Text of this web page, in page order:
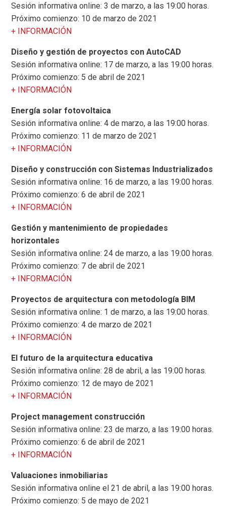
Sesión informativa online: 3 de marzo, a las 19:00 horas.
Próximo comienzo: 10 de marzo de 2021
+ INFORMACIÓN
Diseño y gestión de proyectos con AutoCAD
Sesión informativa online: 17 de marzo, a las 19:00 horas.
Próximo comienzo: 5 de abril de 2021
+ INFORMACIÓN
Energía solar fotovoltaica
Sesión informativa online: 4 de marzo, a las 19:00 horas.
Próximo comienzo: 11 de marzo de 2021
+ INFORMACIÓN
Diseño y construcción con Sistemas Industrializados
Sesión informativa online: 16 de marzo, a las 19:00 horas.
Próximo comienzo: 6 de abril de 2021
+ INFORMACIÓN
Gestión y mantenimiento de propiedades
horizontales
Sesión informativa online: 24 de marzo, a las 19:00 horas.
Próximo comienzo: 7 de abril de 2021
+ INFORMACIÓN
Proyectos de arquitectura con metodología BIM
Sesión informativa online: 1 de marzo, a las 19:00 horas.
Próximo comienzo: 4 de marzo de 2021
+ INFORMACIÓN
El futuro de la arquitectura educativa
Sesión informativa online: 28 de abril, a las 19:00 horas.
Próximo comienzo: 12 de mayo de 2021
+ INFORMACIÓN
Project management construcción
Sesión informativa online: 23 de marzo, a las 19:00 horas.
Próximo comienzo: 6 de abril de 2021
+ INFORMACIÓN
Valuaciones inmobiliarias
Sesión informativa online el 21 de abril, a las 19:00 horas.
Próximo comienzo: 5 de mayo de 2021